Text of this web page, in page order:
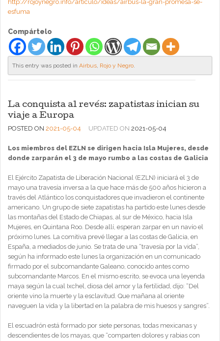
http://rojoynegro.info/articulo/ideas/airbus-la-gran-promesa-se-
esfuma
Compártelo
This entry was posted in Airbus, Rojo y Negro.
La conquista al revés: zapatistas inician su
viaje a Europa
POSTED ON 2021-05-04 UPDATED ON 2021-05-04
Los miembros del EZLN se dirigen hacia Isla Mujeres, desde
donde zarparán el 3 de mayo rumbo a las costas de Galicia
El Ejército Zapatista de Liberación Nacional (EZLN) iniciará el 3 de
mayo una travesía inversa a la que hace más de 500 años hicieron a
través del Atlántico los conquistadores que invadieron el continente
americano. Un grupo de siete zapatistas ha partido este lunes desde
las montañas del Estado de Chiapas, al sur de México, hacia Isla
Mujeres, en Quintana Roo. Desde allí, esperan zarpar en un navío el
próximo lunes. La comitiva prevé llegar a las costas de Galicia, en
España, a mediados de junio. Se trata de una “travesía por la vida”,
según ha informado este lunes la organización en un comunicado
firmado por el subcomandante Galeano, conocido antes como
subcomandante Marcos. En el mismo escrito, se evoca una leyenda
maya según la cual Ixchel, diosa del amor y la fertilidad, dijo: “Del
oriente vino la muerte y la esclavitud. Que mañana al oriente
naveguen la vida y la libertad en la palabra de mis huesos y sangres”.
El escuadrón está formado por siete personas, todas mexicanas y
descendientes de los mayas, que “comparten dolores y rabias con